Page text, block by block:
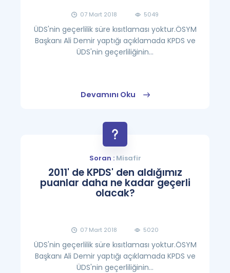
07 Mart 2018 5049
ÜDS'nin geçerlilik süre kısıtlaması yoktur.ÖSYM
Başkanı Ali Demir yaptığı açıklamada KPDS ve
ÜDS'nin geçerliliğinin...
Devamını Oku
Soran :Misafir
2011' de KPDS' den aldığımız
puanlar daha ne kadar geçerli
olacak?
07 Mart 2018 5020
ÜDS'nin geçerlilik süre kısıtlaması yoktur.ÖSYM
Başkanı Ali Demir yaptığı açıklamada KPDS ve
ÜDS'nin geçerliliğinin...